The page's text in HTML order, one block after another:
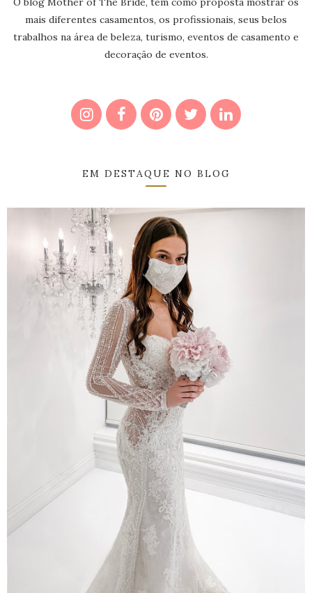
mais diferentes casamentos, os profissionais, seus belos
trabalhos na área de beleza, turismo, eventos de casamento e
decoração de eventos.
EM DESTAQUE NO BLOG